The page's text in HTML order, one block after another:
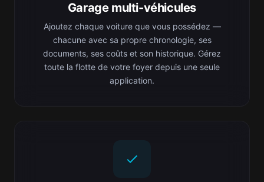
Garage multi-véhicules
Ajoutez chaque voiture que vous possédez —
chacune avec sa propre chronologie, ses
documents, ses coûts et son historique. Gérez
toute la flotte de votre foyer depuis une seule
application.